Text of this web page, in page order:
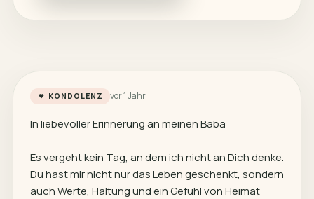
KONDOLENZ vor 1 Jahr
In liebevoller Erinnerung an meinen Baba
Es vergeht kein Tag, an dem ich nicht an Dich denke.
Du hast mir nicht nur das Leben geschenkt, sondern
auch Werte, Haltung und ein Gefühl von Heimat